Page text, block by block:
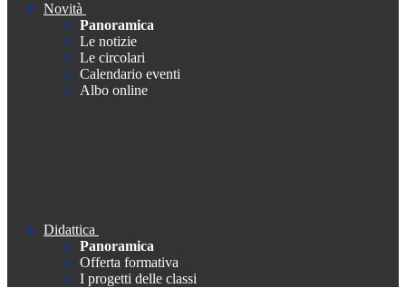
Novità
Panoramica
Le notizie
Le circolari
Calendario eventi
Albo online
Didattica
Panoramica
Offerta formativa
I progetti delle classi